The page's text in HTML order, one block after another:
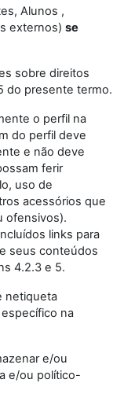
Alunos ,
externos) se
sobre direitos
do presente termo.
o perfil na
do perfil deve
e não deve
ferir
uso de
acessórios que
ofensivos).
links para
seus conteúdos
4.2.3 e 5.
netiqueta
na
e/ou
e/ou político-